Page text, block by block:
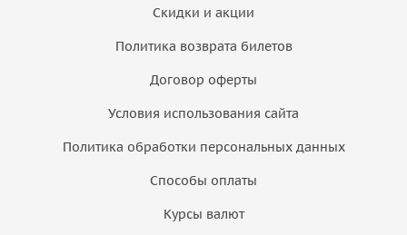
Скидки и акции
Политика возврата билетов
Договор оферты
Условия использования сайта
Политика обработки персональных данных
Способы оплаты
Курсы валют